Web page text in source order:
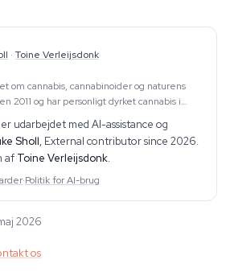
· Toine Verleijsdonk
om cannabis, cannabinoider og naturens
2011 og har personligt dyrket cannabis i
dækker hele l
udarbejdet med AI-assistance og
Sholl, External contributor since 2026.
af Toine Verleijsdonk.
·Politik for AI-brug
2026
os